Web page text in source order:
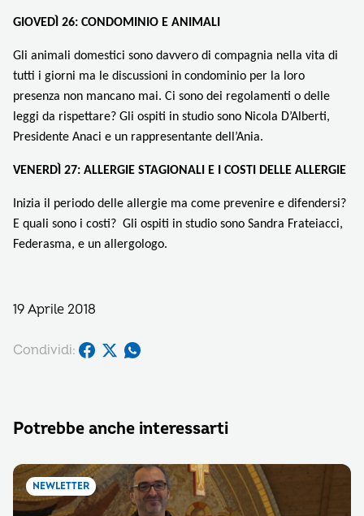
GIOVEDÌ 26: CONDOMINIO E ANIMALI
Gli animali domestici sono davvero di compagnia nella vita di
tutti i giorni ma le discussioni in condominio per la loro
presenza non mancano mai. Ci sono dei regolamenti o delle
leggi da rispettare? Gli ospiti in studio sono Nicola D’Alberti,
Presidente Anaci e un rappresentante dell’Ania.
VENERDÌ 27: ALLERGIE STAGIONALI E I COSTI DELLE ALLERGIE
Inizia il periodo delle allergie ma come prevenire e difendersi?
E quali sono i costi? Gli ospiti in studio sono Sandra Frateiacci,
Federasma, e un allergologo.
19 Aprile 2018
Condividi:
Potrebbe anche interessarti
NEWLETTER